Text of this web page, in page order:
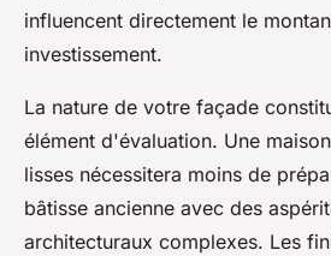
influencent directement le
investissement.
La nature de votre façade
élément d'évaluation. Une
lisses nécessitera moins de
bâtisse ancienne avec des
architecturaux complexes. Les